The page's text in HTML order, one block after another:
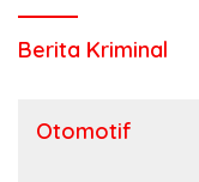
Berita Kriminal
Otomotif